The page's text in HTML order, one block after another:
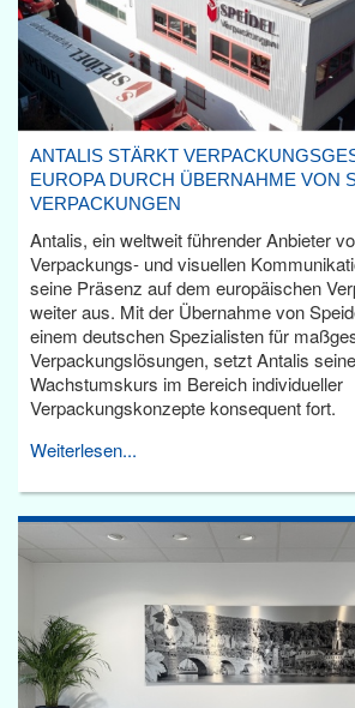
ANTALIS STÄRKT
EUROPA DURCH ÜBERNAHME VON
VERPACKUNGEN
Antalis, ein weltweit führender Anbieter
Verpackungs- und visuellen
seine Präsenz auf dem europäischen
weiter aus. Mit der Übernahme von
einem deutschen Spezialisten für
Verpackungslösungen, setzt Antalis
Wachstumskurs im Bereich individueller
Verpackungskonzepte konsequent fort.
Weiterlesen...